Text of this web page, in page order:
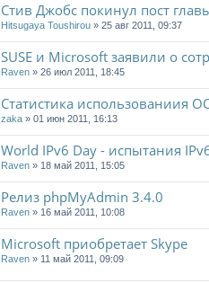
Стив Джобс покинул пост
Hitsugaya Toushirou » 25 авг 2011, 09:37
SUSE и Microsoft заявили о
Raven » 26 июл 2011, 18:45
Статистика использованиия
zaka » 01 июн 2011, 16:13
World IPv6 Day - испытания
Raven » 18 май 2011, 15:05
Релиз phpMyAdmin 3.4.0
Raven » 16 май 2011, 10:08
Microsoft приобретает Skype
Raven » 11 май 2011, 09:09